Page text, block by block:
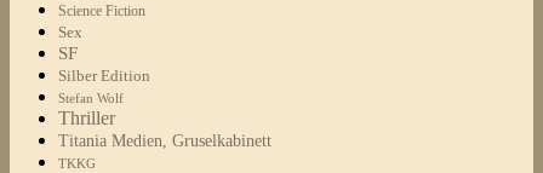
Science Fiction
Sex
SF
Silber Edition
Stefan Wolf
Thriller
Titania Medien, Gruselkabinett
TKKG